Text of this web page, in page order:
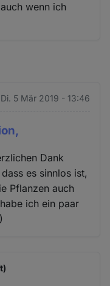
wenn ich
Di. 5 Mär 2019 - 13:46
Dank
es sinnlos ist,
Pflanzen auch
ich ein paar